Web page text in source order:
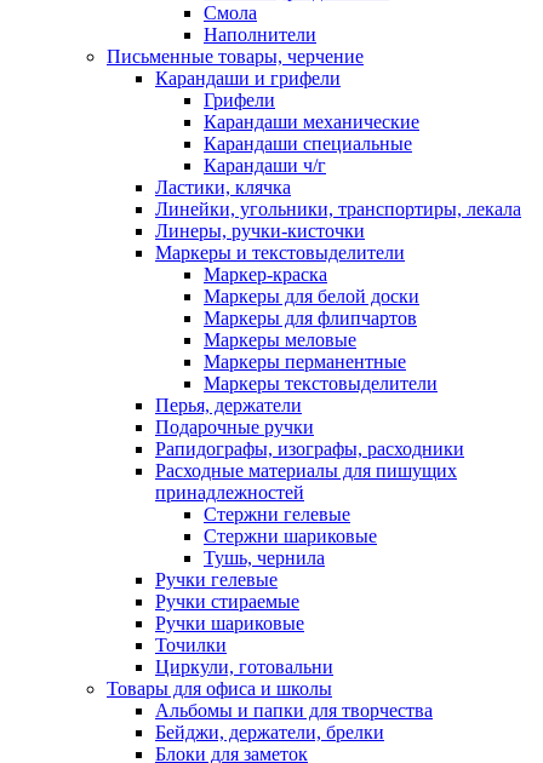
Смола
Наполнители
Письменные товары, черчение
Карандаши и грифели
Грифели
Карандаши механические
Карандаши специальные
Карандаши ч/г
Ластики, клячка
Линейки, угольники, транспортиры, лекала
Линеры, ручки-кисточки
Маркеры и текстовыделители
Маркер-краска
Маркеры для белой доски
Маркеры для флипчартов
Маркеры меловые
Маркеры перманентные
Маркеры текстовыделители
Перья, держатели
Подарочные ручки
Рапидографы, изографы, расходники
Расходные материалы для пишущих
принадлежностей
Стержни гелевые
Стержни шариковые
Тушь, чернила
Ручки гелевые
Ручки стираемые
Ручки шариковые
Точилки
Циркули, готовальни
Товары для офиса и школы
Альбомы и папки для творчества
Бейджи, держатели, брелки
Блоки для заметок